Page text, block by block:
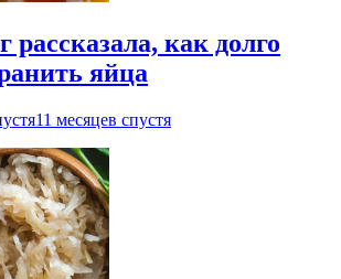
рассказала, как долго
яйца
11 месяцев спустя